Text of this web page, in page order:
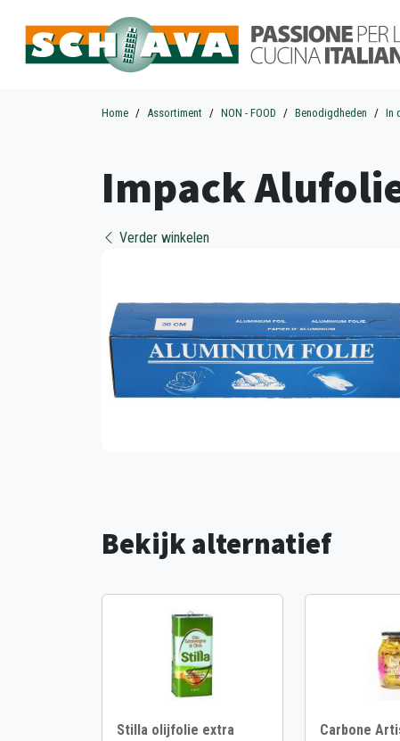
Home Assortiment NON - FOOD Benodigdheden In
Impack
Verder winkelen
Bekijk alternatief
Stilla olijfolie extra
Carbone